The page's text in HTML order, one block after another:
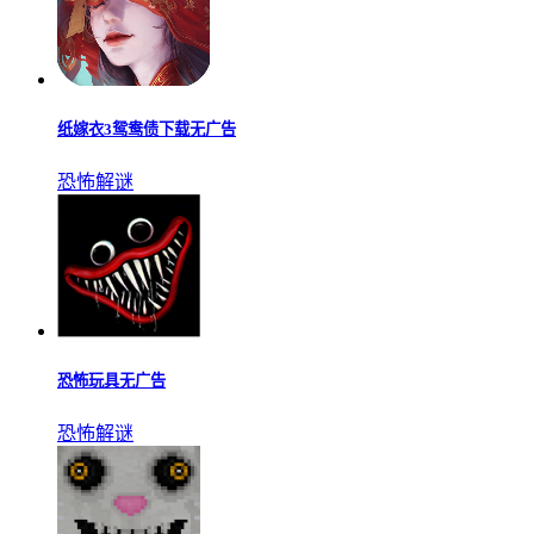
纸嫁衣3鸳鸯债下载无广告
恐怖解谜
恐怖玩具无广告
恐怖解谜